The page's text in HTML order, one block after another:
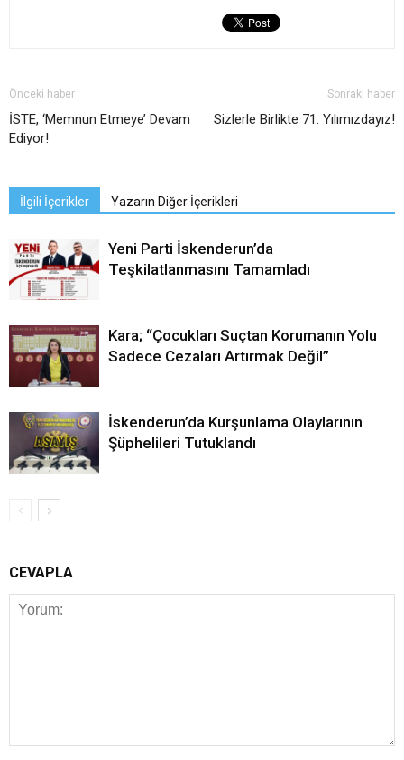
Önceki haber
İSTE, ‘Memnun Etmeye’ Devam
Ediyor!
Sonraki haber
Sizlerle Birlikte 71. Yılımızdayız!
İlgili İçerikler Yazarın Diğer İçerikleri
Yeni Parti İskenderun’da
Teşkilatlanmasını Tamamladı
Kara; “Çocukları Suçtan Korumanın Yolu
Sadece Cezaları Artırmak Değil”
İskenderun’da Kurşunlama Olaylarının
Şüphelileri Tutuklandı
CEVAPLA